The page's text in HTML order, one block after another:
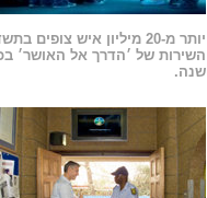
יותר מ-20 מיליון איש צופים
השירות של ׳הדרך אל האושר׳
שנה.